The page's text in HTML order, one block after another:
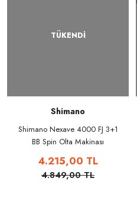
TÜKENDİ
Shimano
Shimano Nexave 4000 FJ 3+1
BB Spin Olta Makinası
4.215,00 TL
4.849,00 TL